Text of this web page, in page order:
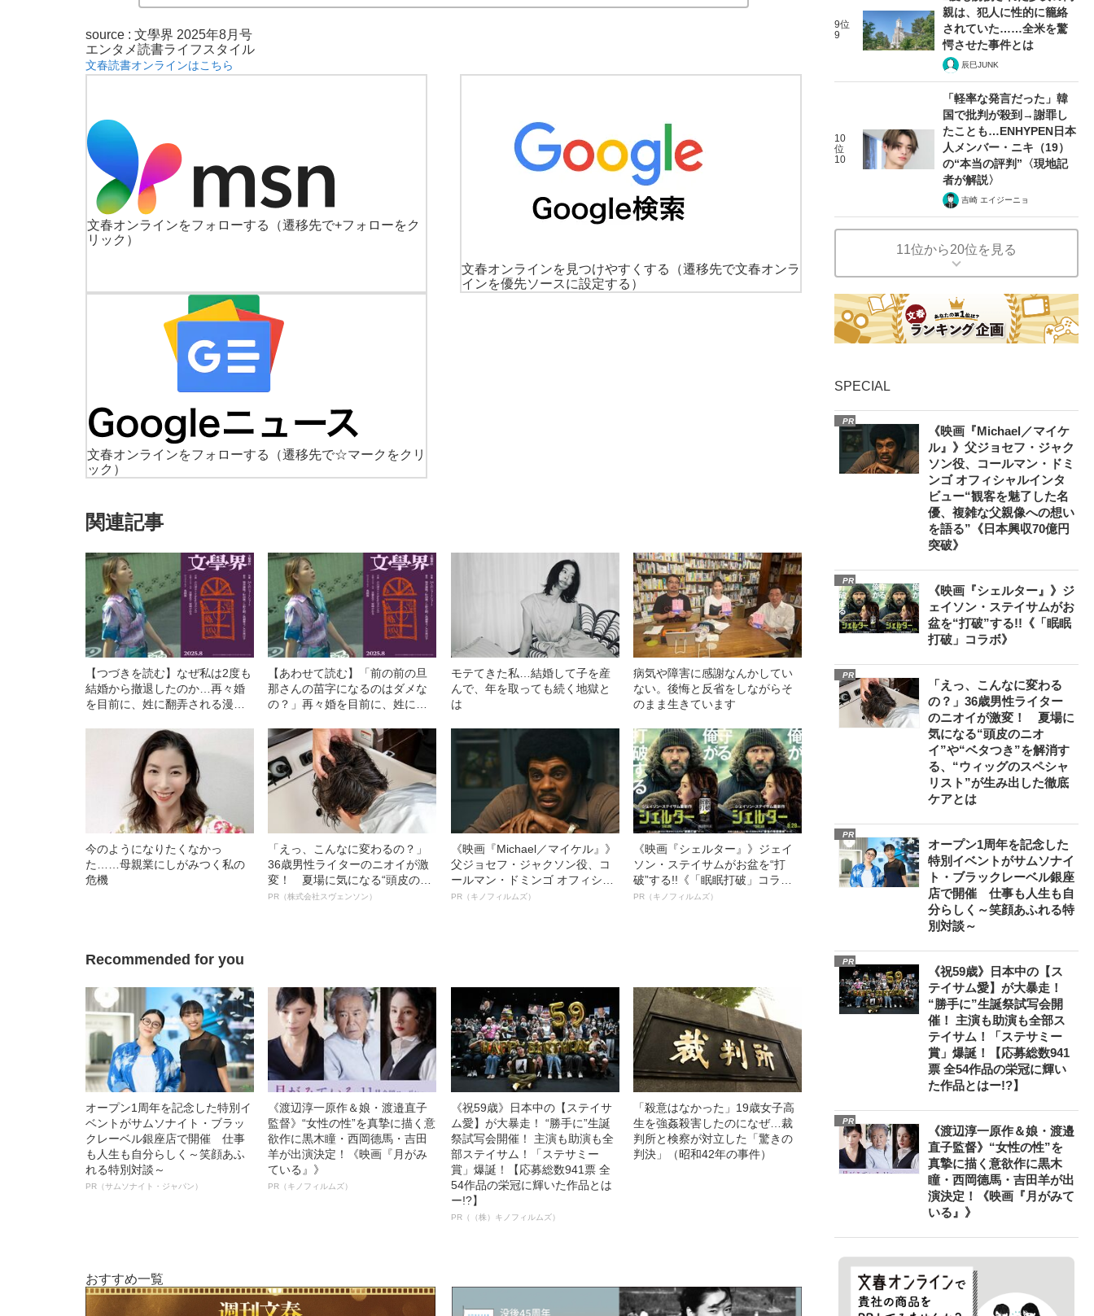
source : 文學界 2025年8月号
エンタメ読書ライフスタイル
文春読書オンラインはこちら
文春オンラインをフォローする
（遷移先で+フォローをク
リック）
文春オンラインを見つけやすくする
（遷移先で文春オンラ
インを優先ソースに設定する）
文春オンラインをフォローする
（遷移先で☆マークをクリ
ック）
関連記事
【つづきを読む】なぜ私は2度も
結婚から撤退したのか…再々婚
を目前に、姓に翻弄される漫画
【あわせて読む】「前の前の旦
那さんの苗字になるのはダメな
の？」再々婚を目前に、姓に翻
紀最大の理不尽”
モテてきた私…結婚して子を産
んで、年を取っても続く地獄と
は
病気や障害に感謝なんかしてい
ない。後悔と反省をしながらそ
のまま生きています
今のようになりたくなかっ
た……母親業にしがみつく私の
危機
「えっ、こんなに変わるの？」
36歳男性ライターのニオイが激
変！ 夏場に気になる“頭皮のニ
オイ”や“ベタつき”を解消す
PR（株式会社スヴェンソン）
《映画『Michael／マイケル』》
父ジョセフ・ジャクソン役、コ
ールマン・ドミンゴ オフィシャ
ルインタビュー“観客を魅了した
PR（キノフィルムズ）
《映画『シェルター』》ジェイ
ソン・ステイサムがお盆を“打
破”する!!《「眠眠打破」コラ
ボ》
PR（キノフィルムズ）
Recommended for you
オープン1周年を記念した特別イ
ベントがサムソナイト・ブラッ
クレーベル銀座店で開催 仕事
も人生も自分らしく～笑顔あふ
れる特別対談～
PR（サムソナイト・ジャパン）
《渡辺淳一原作＆娘・渡邉直子
監督》“女性の性”を真摯に描く意
欲作に黒木瞳・西岡德馬・吉田
羊が出演決定！《映画『月がみ
ている』》
PR（キノフィルムズ）
《祝59歳》日本中の【ステイサ
ム愛】が大暴走！ “勝手に”生誕
祭試写会開催！ 主演も助演も全
部ステイサム！「ステサミー
賞」爆誕！【応募総数941票 全
54作品の栄冠に輝いた作品とは
ー!?】
PR（（株）キノフィルムズ）
「殺意はなかった」19歳女子高
生を強姦殺害したのになぜ…裁
判所と検察が対立した「驚きの
判決」（昭和42年の事件）
おすすめ一覧
9位
9
親は、犯人に性的に籠絡
されていた……全米を驚
愕させた事件とは
辰巳JUNK
10
位
10
「軽率な発言だった」韓
国で批判が殺到→謝罪し
たことも…ENHYPEN日本
人メンバー・ニキ（19）
の“本当の評判”〈現地記
者が解説〉
吉崎 エイジーニョ
11位から20位を見る
SPECIAL
PR
《映画『Michael／マイケ
ル』》父ジョセフ・ジャク
ソン役、コールマン・ドミ
ンゴ オフィシャルインタ
ビュー“観客を魅了した名
優、複雑な父親像への想い
を語る”《日本興収70億円
突破》
PR
《映画『シェルター』》ジ
ェイソン・ステイサムがお
盆を“打破”する!!《「眠眠
打破」コラボ》
PR
「えっ、こんなに変わる
の？」36歳男性ライター
のニオイが激変！ 夏場に
気になる“頭皮のニオ
イ”や“ベタつき”を解消す
る、“ウィッグのスペシャ
リスト”が生み出した徹底
ケアとは
PR
オープン1周年を記念した
特別イベントがサムソナイ
ト・ブラックレーベル銀座
店で開催 仕事も人生も自
分らしく～笑顔あふれる特
別対談～
PR
《祝59歳》日本中の【ス
テイサム愛】が大暴走！
“勝手に”生誕祭試写会開
催！ 主演も助演も全部ス
テイサム！「ステサミー
賞」爆誕！【応募総数941
票 全54作品の栄冠に輝い
た作品とはー!?】
PR
《渡辺淳一原作＆娘・渡邉
直子監督》“女性の性”を
真摯に描く意欲作に黒木
瞳・西岡德馬・吉田羊が出
演決定！《映画『月がみて
いる』》